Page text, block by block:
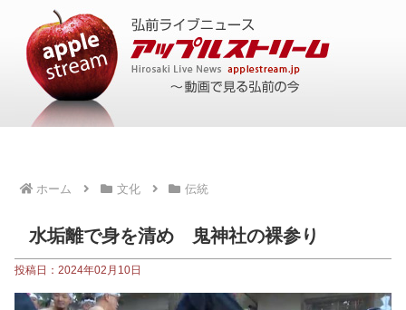
ホーム 文化 伝統
水垢離で身を清め 鬼神社の裸参り
投稿日：2024年02月10日